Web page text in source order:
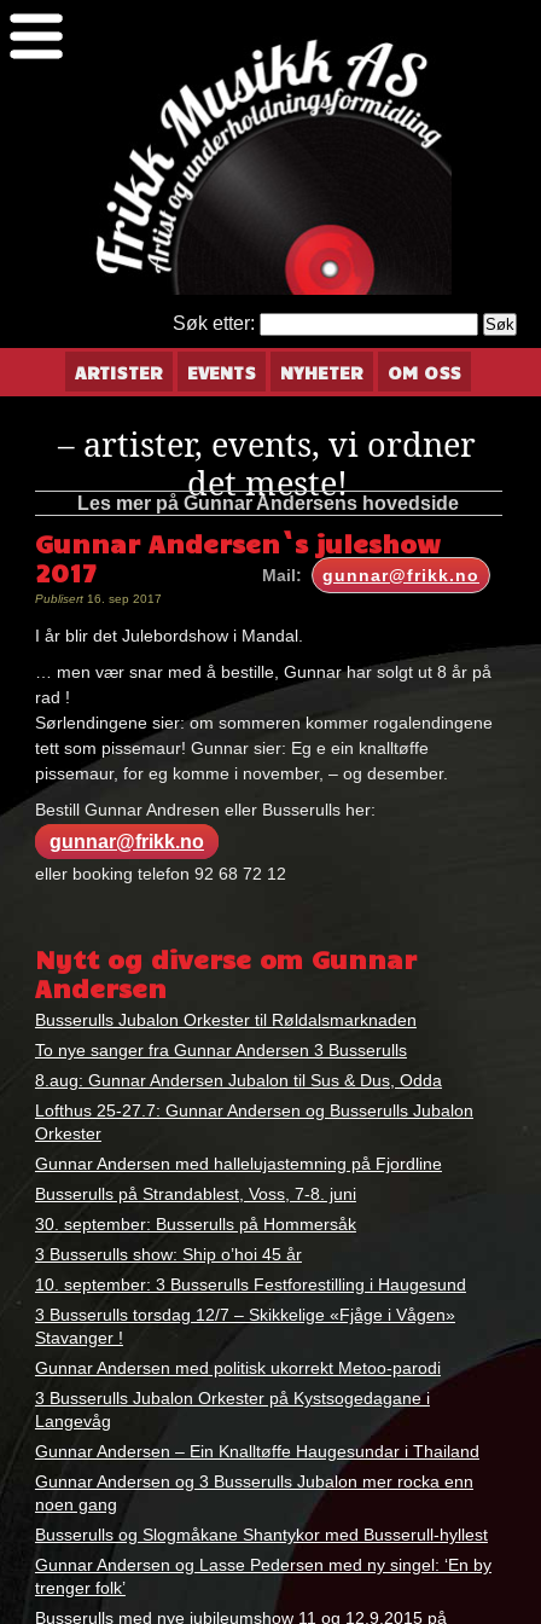
Søk etter:
ARTISTER EVENTS NYHETER OM OSS
– artister, events, vi ordner
det meste!
Les mer på Gunnar Andersens hovedside
Gunnar Andersen`s juleshow
2017
gunnar@frikk.no
Mail:
Publisert16. sep 2017
I år blir det Julebordshow i Mandal.
… men vær snar med å bestille, Gunnar har solgt ut 8 år på
rad !
Sørlendingene sier: om sommeren kommer rogalendingene
tett som pissemaur! Gunnar sier: Eg e ein knalltøffe
pissemaur, for eg komme i november, – og desember.
Bestill Gunnar Andresen eller Busserulls her:
gunnar@frikk.no
eller booking telefon 92 68 72 12
busserulls,
busserulls
Nytt og diverse om Gunnar
Andersen
Busserulls Jubalon Orkester til Røldalsmarknaden
To nye sanger fra Gunnar Andersen 3 Busserulls
8.aug: Gunnar Andersen Jubalon til Sus & Dus, Odda
Lofthus 25-27.7: Gunnar Andersen og Busserulls Jubalon
Orkester
Gunnar Andersen med halleluja­stemning på Fjordline
Busserulls på Strandablest, Voss, 7-8. juni
30. september: Busserulls på Hommersåk
3 Busserulls show: Ship o’hoi 45 år
10. september: 3 Busserulls Festforestilling i Haugesund
3 Busserulls torsdag 12/7 – Skikkelige «Fjåge i Vågen»
Stavanger !
Gunnar Andersen med politisk ukorrekt Metoo-parodi
3 Busserulls Jubalon Orkester på Kystsogedagane i
Langevåg
Gunnar Andersen – Ein Knalltøffe Haugesundar i Thailand
Gunnar Andersen og 3 Busserulls Jubalon mer rocka enn
noen gang
Busserulls og Slogmåkane Shantykor med Busserull-hyllest
Gunnar Andersen og Lasse Pedersen med ny singel: ‘En by
trenger folk’
Busserulls med nye jubileumshow 11 og 12.9.2015 på